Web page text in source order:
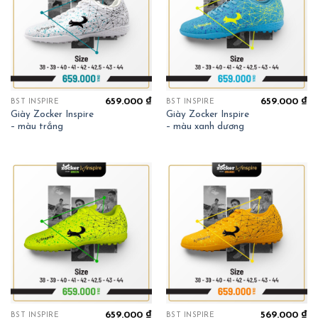
BST INSPIRE
Giày Zocker Inspire
– màu trắng
659.000₫ BST INSPIRE
Giày Zocker Inspire
– màu xanh dương
659.000₫
BST INSPIRE 659.000₫ BST INSPIRE 569.000₫